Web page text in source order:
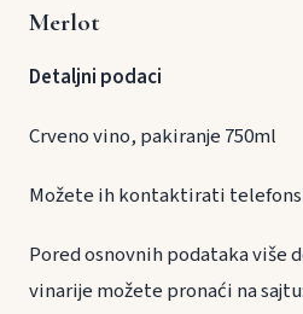
Merlot
Detaljni podaci
Crveno vino, pakiranje 750ml
Možete ih kontaktirati
Pored osnovnih podataka više
vinarije možete pronaći na